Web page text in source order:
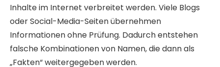
Inhalte im Internet verbreitet werden. Viele Blogs
oder Social-Media-Seiten übernehmen
Informationen ohne Prüfung. Dadurch entstehen
falsche Kombinationen von Namen, die dann als
„Fakten“ weitergegeben werden.